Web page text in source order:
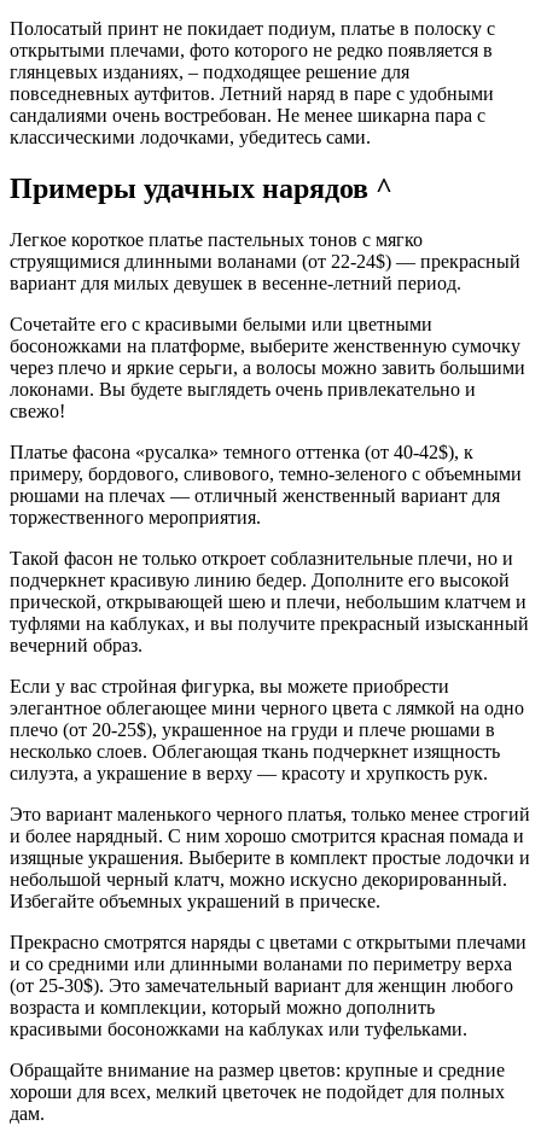
Полосатый принт не покидает подиум, платье в полоску с
открытыми плечами, фото которого не редко появляется в
глянцевых изданиях, – подходящее решение для
повседневных аутфитов. Летний наряд в паре с удобными
сандалиями очень востребован. Не менее шикарна пара с
классическими лодочками, убедитесь сами.
Примеры удачных нарядов ^
Легкое короткое платье пастельных тонов с мягко
струящимися длинными воланами (от 22-24$) — прекрасный
вариант для милых девушек в весенне-летний период.
Сочетайте его с красивыми белыми или цветными
босоножками на платформе, выберите женственную сумочку
через плечо и яркие серьги, а волосы можно завить большими
локонами. Вы будете выглядеть очень привлекательно и
свежо!
Платье фасона «русалка» темного оттенка (от 40-42$), к
примеру, бордового, сливового, темно-зеленого с объемными
рюшами на плечах — отличный женственный вариант для
торжественного мероприятия.
Такой фасон не только откроет соблазнительные плечи, но и
подчеркнет красивую линию бедер. Дополните его высокой
прической, открывающей шею и плечи, небольшим клатчем и
туфлями на каблуках, и вы получите прекрасный изысканный
вечерний образ.
Если у вас стройная фигурка, вы можете приобрести
элегантное облегающее мини черного цвета с лямкой на одно
плечо (от 20-25$), украшенное на груди и плече рюшами в
несколько слоев. Облегающая ткань подчеркнет изящность
силуэта, а украшение в верху — красоту и хрупкость рук.
Это вариант маленького черного платья, только менее строгий
и более нарядный. С ним хорошо смотрится красная помада и
изящные украшения. Выберите в комплект простые лодочки и
небольшой черный клатч, можно искусно декорированный.
Избегайте объемных украшений в прическе.
Прекрасно смотрятся наряды с цветами с открытыми плечами
и со средними или длинными воланами по периметру верха
(от 25-30$). Это замечательный вариант для женщин любого
возраста и комплекции, который можно дополнить
красивыми босоножками на каблуках или туфельками.
Обращайте внимание на размер цветов: крупные и средние
хороши для всех, мелкий цветочек не подойдет для полных
дам.